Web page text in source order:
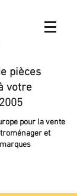
pièces
votre
pour la vente
et